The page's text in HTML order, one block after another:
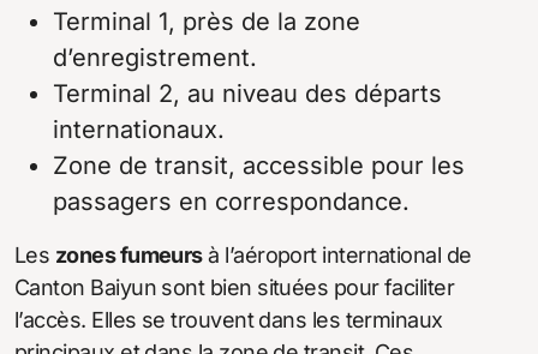
Terminal 1, près de la zone
d’enregistrement.
Terminal 2, au niveau des départs
internationaux.
Zone de transit, accessible pour les
passagers en correspondance.
Les zones fumeursà l’aéroport international de
Canton Baiyun sont bien situées pour faciliter
l’accès. Elles se trouvent dans les terminaux